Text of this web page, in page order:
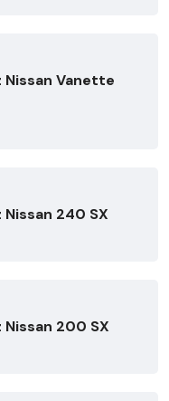
Vanette
240 SX
200 SX